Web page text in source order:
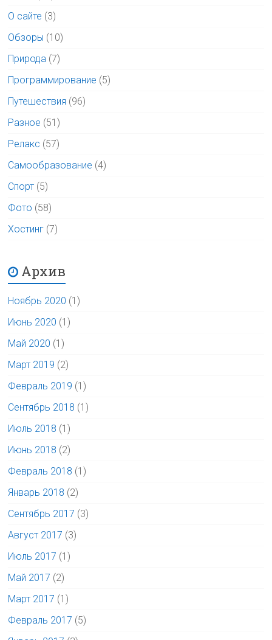
О сайте (3)
Обзоры (10)
Природа (7)
Программирование (5)
Путешествия (96)
Разное (51)
Релакс (57)
Самообразование (4)
Спорт (5)
Фото (58)
Хостинг (7)
Архив
Ноябрь 2020 (1)
Июнь 2020 (1)
Май 2020 (1)
Март 2019 (2)
Февраль 2019 (1)
Сентябрь 2018 (1)
Июль 2018 (1)
Июнь 2018 (2)
Февраль 2018 (1)
Январь 2018 (2)
Сентябрь 2017 (3)
Август 2017 (3)
Июль 2017 (1)
Май 2017 (2)
Март 2017 (1)
Февраль 2017 (5)